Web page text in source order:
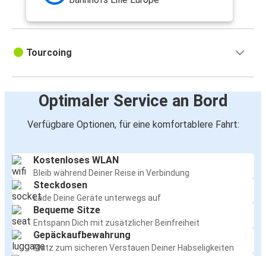
Tourcoing
Optimaler Service an Bord
Verfügbare Optionen, für eine komfortablere Fahrt:
Kostenloses WLAN
Bleib während Deiner Reise in Verbindung
Steckdosen
Lade Deine Geräte unterwegs auf
Bequeme Sitze
Entspann Dich mit zusätzlicher Beinfreiheit
Gepäckaufbewahrung
Platz zum sicheren Verstauen Deiner Habseligkeiten